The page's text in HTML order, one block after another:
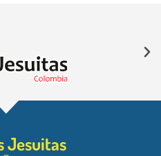
Jesuitas